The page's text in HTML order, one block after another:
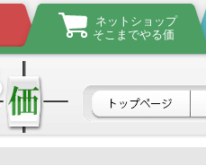
ネットショップ
そこまでやる価